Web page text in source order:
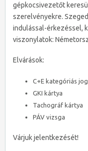
gépkocsivezetőt
szerelvényekre.
indulással-érkezéssel,
viszonylatok:
Elvárások:
C+E kategóriás
GKI kártya
Tachográf kártya
PÁV vizsga
Várjuk jelentkezését!